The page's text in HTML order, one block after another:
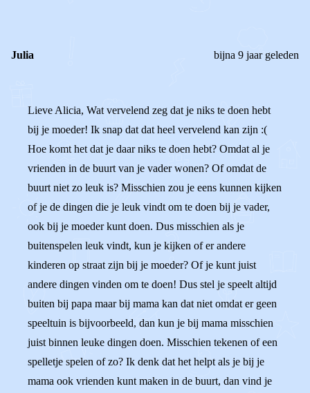
Julia bijna 9 jaar geleden
Lieve Alicia, Wat vervelend zeg dat je niks te doen hebt
bij je moeder! Ik snap dat dat heel vervelend kan zijn :(
Hoe komt het dat je daar niks te doen hebt? Omdat al je
vrienden in de buurt van je vader wonen? Of omdat de
buurt niet zo leuk is? Misschien zou je eens kunnen kijken
of je de dingen die je leuk vindt om te doen bij je vader,
ook bij je moeder kunt doen. Dus misschien als je
buitenspelen leuk vindt, kun je kijken of er andere
kinderen op straat zijn bij je moeder? Of je kunt juist
andere dingen vinden om te doen! Dus stel je speelt altijd
buiten bij papa maar bij mama kan dat niet omdat er geen
speeltuin is bijvoorbeeld, dan kun je bij mama misschien
juist binnen leuke dingen doen. Misschien tekenen of een
spelletje spelen of zo? Ik denk dat het helpt als je bij je
mama ook vrienden kunt maken in de buurt, dan vind je